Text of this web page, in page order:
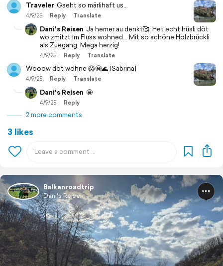
Traveler Gseht so märlihaft us...
4/9/25 Reply Translate
Dani's Reisen Ja hemer au denkt🥰. Het echt hüsli döt
wo zmitzt im Fluss wohned... Mit so schöne Holzbrückli
als Zuegang. Mega herzig!
4/9/25 Reply Translate
Wooow döt wohne 😱🤩🌊 [Sabrina]
4/9/25 Reply Translate
Dani's Reisen 🤩
4/9/25 Reply
2 more comments
3 likes
Balkanroadtrip
Dani's Reisen